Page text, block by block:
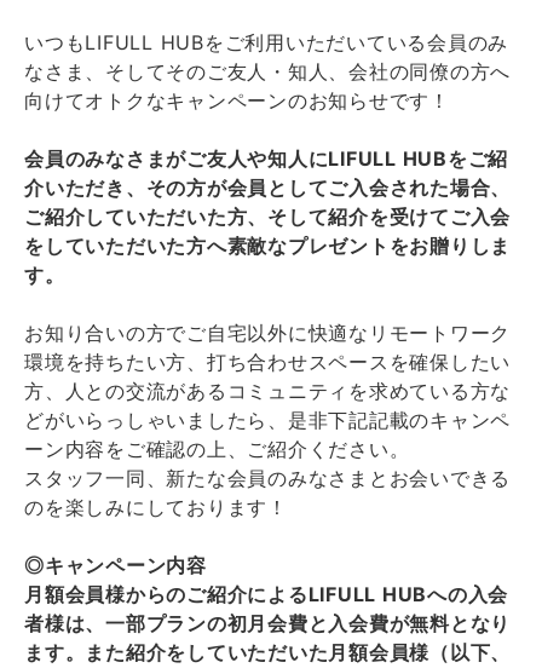
いつもLIFULL HUBをご利用いただいている会員のみ
なさま、そしてそのご友人・知人、会社の同僚の方へ
向けてオトクなキャンペーンのお知らせです！
会員のみなさまがご友人や知人にLIFULL HUBをご紹
介いただき、その方が会員としてご入会された場合、
ご紹介していただいた方、そして紹介を受けてご入会
をしていただいた方へ素敵なプレゼントをお贈りしま
す。
お知り合いの方でご自宅以外に快適なリモートワーク
環境を持ちたい方、打ち合わせスペースを確保したい
方、人との交流があるコミュニティを求めている方な
どがいらっしゃいましたら、是非下記記載のキャンペ
ーン内容をご確認の上、ご紹介ください。
スタッフ一同、新たな会員のみなさまとお会いできる
のを楽しみにしております！
◎キャンペーン内容
月額会員様からのご紹介によるLIFULL HUBへの入会
者様は、一部プランの初月会費と入会費が無料となり
ます。また紹介をしていただいた月額会員様（以下、